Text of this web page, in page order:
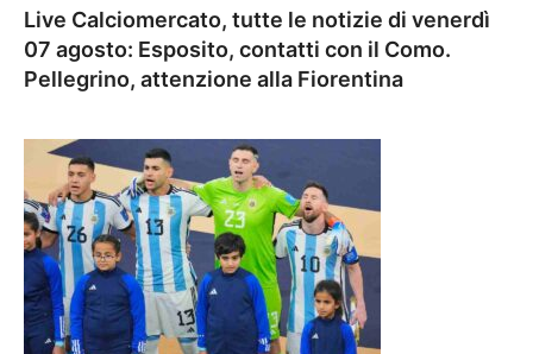
Live Calciomercato, tutte le notizie di venerdì
07 agosto: Esposito, contatti con il Como.
Pellegrino, attenzione alla Fiorentina